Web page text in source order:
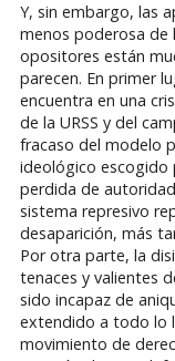
Y, sin embargo, las
menos poderosa de
opositores están
parecen. En primer
encuentra en una
de la URSS y del
fracaso del modelo
ideológico escogido
perdida de
sistema represivo
desaparición, más
Por otra parte, la
tenaces y valientes
sido incapaz de
extendido a todo lo
movimiento de